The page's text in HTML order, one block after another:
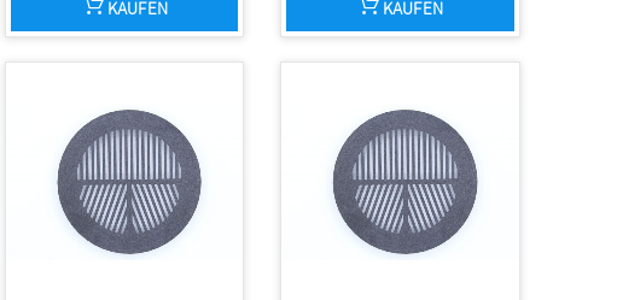
KAUFEN KAUFEN